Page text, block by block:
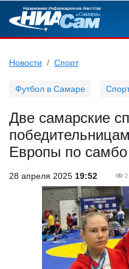
Новости Спорт
Футбол в Самаре
Две самарские
Европы по самбо
28 апреля 2025 19:52